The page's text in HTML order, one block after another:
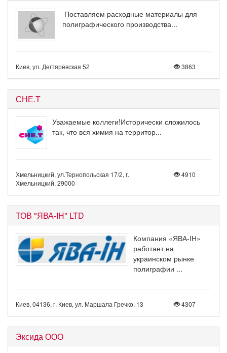
Поставляем расходные материалы для
полиграфического производства...
Киев, ул. Дегтярёвская 52 3863
СНЕ.Т
Уважаемые коллеги!Исторически сложилось
так, что вся химия на территор...
Хмельницкий, ул.Тернопольская 17/2, г.
Хмельницкий, 29000
4910
ТОВ "ЯВА-ІН" LTD
Компания «ЯВА-ІН»
работает на
украинском рынке
полиграфии ...
Киев, 04136, г. Киев, ул. Маршала Гречко, 13 4307
Эксида ООО